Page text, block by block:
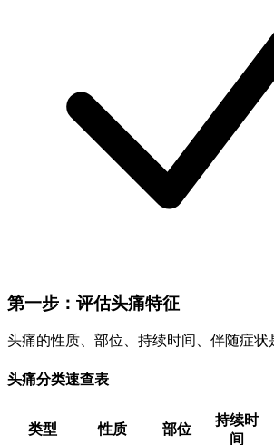
第一步：评估头痛特征
头痛的性质、部位、持续时间、伴随症状
头痛分类速查表
类型 性质 部位
持续时
间